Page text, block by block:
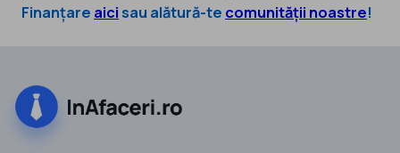
Finanțare aici sau alătură-te comunității noastre!